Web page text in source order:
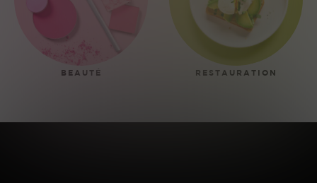
BEAUTÉ RESTAURATION